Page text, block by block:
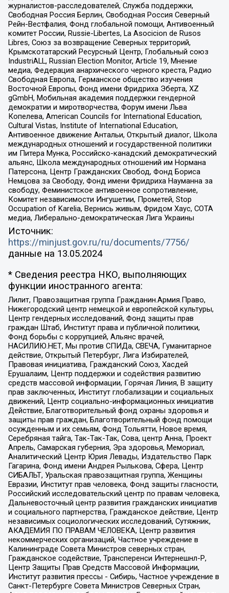
журналистов-расследователей, Служба поддержки,
Свободная Россия Берлин, Свободная Россия Северный
Рейн-Вестфалия, Фонд глобальной помощи, Антивоенный
комитет России, Russie-Libertes, La Asocicion de Rusos
Libres, Союз за возвращение Северных территорий,
Крымскотатарский Ресурсный Центр, Глобальный союз
IndustriALL, Russian Election Monitor, Article 19, Мнение
медиа, Федерация анархического черного креста, Радио
Свободная Европа, Германское общество изучения
Восточной Европы, Фонд имени Фридриха Эберта, XZ
gGmbH, Мобильная академия поддержки гендерной
демократии и миротворчества, Форум имени Льва
Копелева, American Councils for International Education,
Cultural Vistas, Institute of International Education,
Антивоенное движение Антальи, Открытый диалог, Школа
международных отношений и государственной политики
им Питера Мунка, Российско-канадский демократический
альянс, Школа международных отношений им Нормана
Патерсона, Центр Гражданских Свобод, Фонд Бориса
Немцова за Свободу, Фонд имени Фридриха Науманна за
свободу, Феминистское антивоенное сопротивление,
Комитет независимости Ингушетии, Прометей, Stop
Occupation of Karelia, Вернись живым, Фридом Хаус, СОТА
медиа, Либерально-демократическая Лига Украины
Источник:
https://minjust.gov.ru/ru/documents/7756/
данные на 13.05.2024
* Сведения реестра НКО, выполняющих
функции иностранного агента:
Лилит, Правозащитная группа Гражданин.Армия.Право,
Нижегородский центр немецкой и европейской культуры,
Центр гендерных исследований, Фонд защиты прав
граждан Штаб, Институт права и публичной политики,
Фонд борьбы с коррупцией, Альянс врачей,
НАСИЛИЮ.НЕТ, Мы против СПИДа, СВЕЧА, Гуманитарное
действие, Открытый Петербург, Лига Избирателей,
Правовая инициатива, Гражданский Союз, Хасдей
Ерушалаим, Центр поддержки и содействия развитию
средств массовой информации, Горячая Линия, В защиту
прав заключенных, Институт глобализации и социальных
движений, Центр социально-информационных инициатив
Действие, Благотворительный фонд охраны здоровья и
защиты прав граждан, Благотворительный фонд помощи
осужденным и их семьям, Фонд Тольятти, Новое время,
Серебряная тайга, Так-Так-Так, Сова, центр Анна, Проект
Апрель, Самарская губерния, Эра здоровья, Мемориал,
Аналитический Центр Юрия Левады, Издательство Парк
Гагарина, Фонд имени Андрея Рылькова, Сфера, Центр
СИБАЛЬТ, Уральская правозащитная группа, Женщины
Евразии, Институт прав человека, Фонд защиты гласности,
Российский исследовательский центр по правам человека,
Дальневосточный центр развития гражданских инициатив
и социального партнерства, Гражданское действие, Центр
независимых социологических исследований, Сутяжник,
АКАДЕМИЯ ПО ПРАВАМ ЧЕЛОВЕКА, Центр развития
некоммерческих организаций, Частное учреждение в
Калининграде Совета Министров северных стран,
Гражданское содействие, Трансперенси Интернешнл-Р,
Центр Защиты Прав Средств Массовой Информации,
Институт развития прессы - Сибирь, Частное учреждение в
Санкт-Петербурге Совета Министров Северных Стран,